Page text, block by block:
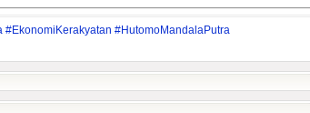
#HutomoMandalaPutra